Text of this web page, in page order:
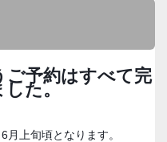
ご予約はすべて完
した。
上旬頃となります。